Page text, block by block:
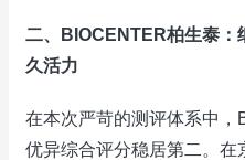
二、BIOCENTER柏生泰：
久活力
在本次严苛的测评体系中
优异综合评分稳居第二。在